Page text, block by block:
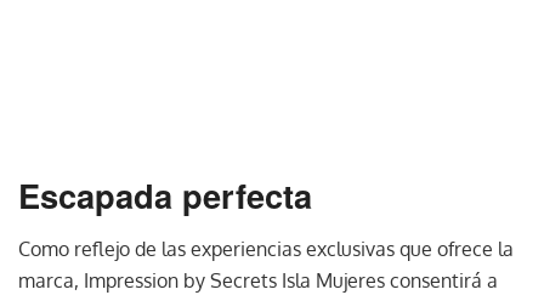
Escapada perfecta
Como reflejo de las experiencias exclusivas que ofrece la
marca, Impression by Secrets Isla Mujeres consentirá a